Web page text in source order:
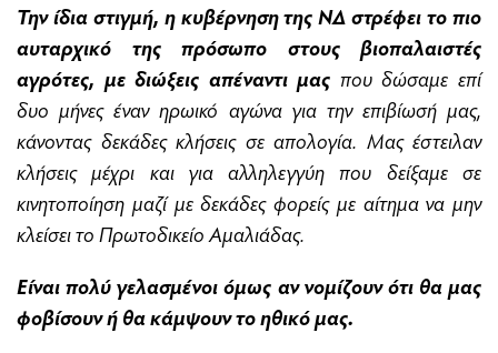
Την ίδια στιγμή, η κυβέρνηση της ΝΔ στρέφει το πιο
αυταρχικό της πρόσωπο στους βιοπαλαιστές
αγρότες, με διώξεις απέναντι μας που δώσαμε επί
δυο μήνες έναν ηρωικό αγώνα για την επιβίωσή μας,
κάνοντας δεκάδες κλήσεις σε απολογία. Μας έστειλαν
κλήσεις μέχρι και για αλληλεγγύη που δείξαμε σε
κινητοποίηση μαζί με δεκάδες φορείς με αίτημα να μην
κλείσει το Πρωτοδικείο Αμαλιάδας.
Είναι πολύ γελασμένοι όμως αν νομίζουν ότι θα μας
φοβίσουν ή θα κάμψουν το ηθικό μας.